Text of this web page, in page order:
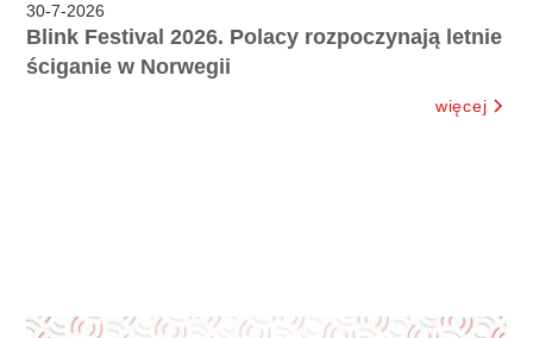
30-7-2026
Blink Festival 2026. Polacy rozpoczynają letnie
ściganie w Norwegii
więcej